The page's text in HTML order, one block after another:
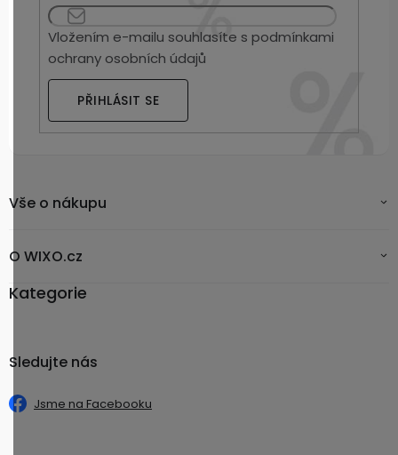
Vložením e-mailu souhlasíte spodmínkami
ochrany osobních údajů
PŘIHLÁSIT SE
Vše o nákupu
O WIXO.cz
Kategorie
Sledujte nás
Jsme na Facebooku